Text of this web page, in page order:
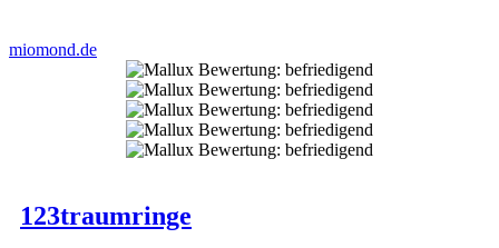
miomond.de
123traumringe